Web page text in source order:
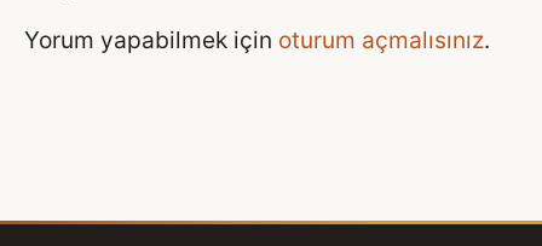
Yorum yapabilmek için oturum açmalısınız.